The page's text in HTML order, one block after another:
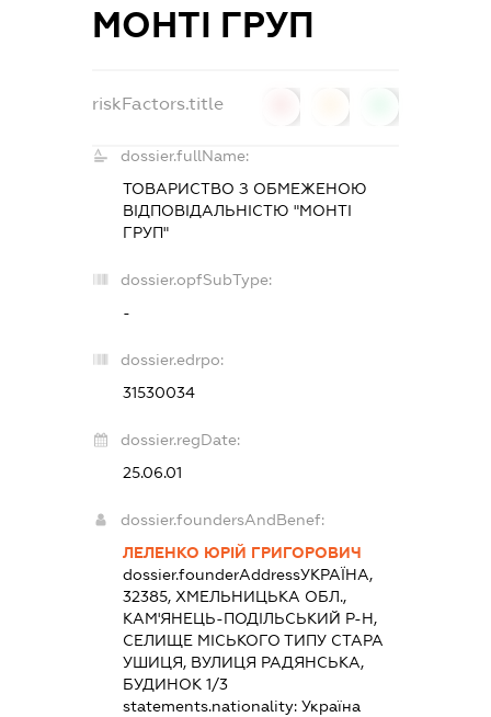
МОНТІ ГРУП
riskFactors.title
dossier.fullName:
ТОВАРИСТВО З ОБМЕЖЕНОЮ
ВІДПОВІДАЛЬНІСТЮ "МОНТІ
ГРУП"
dossier.opfSubType:
-
dossier.edrpo:
31530034
dossier.regDate:
25.06.01
dossier.foundersAndBenef:
ЛЕЛЕНКО ЮРІЙ ГРИГОРОВИЧ
dossier.founderAddressУКРАЇНА,
32385, ХМЕЛЬНИЦЬКА ОБЛ.,
КАМ'ЯНЕЦЬ-ПОДІЛЬСЬКИЙ Р-Н,
СЕЛИЩЕ МІСЬКОГО ТИПУ СТАРА
УШИЦЯ, ВУЛИЦЯ РАДЯНСЬКА,
БУДИНОК 1/3
statements.nationality: Україна